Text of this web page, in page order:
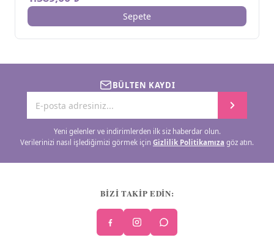
Sepete
BÜLTEN KAYDI
Yeni gelenler ve indirimlerden ilk siz haberdar olun.
Verilerinizi nasıl işlediğimizi görmek için Gizlilik Politikamıza göz atın.
BİZİ TAKİP EDİN: